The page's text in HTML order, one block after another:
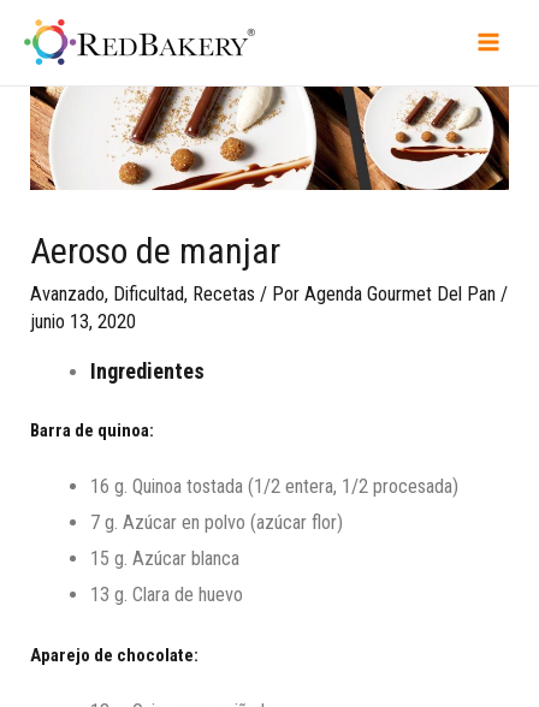
Aeroso de manjar
Avanzado, Dificultad, Recetas / PorAgenda Gourmet Del Pan /
junio 13, 2020
Ingredientes
Barra de quinoa:
16 g. Quinoa tostada (1/2 entera, 1/2 procesada)
7 g. Azúcar en polvo (azúcar flor)
15 g. Azúcar blanca
13 g. Clara de huevo
Aparejo de chocolate: